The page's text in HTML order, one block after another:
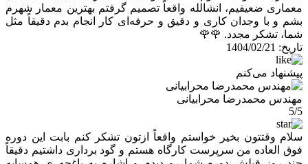
معماری ضعیفیم، انشالله واقعاً تصمیم گرفتم بهترین معمار شهرم
بشم و با وجدان کاری و دقیق و حرفه‌ای کار انجام بدم دقیقاً مثل
شما، تشکر مجدد. 🌹🌹
تاریخ: 1404/02/21
پیشنهاد می‌کنم
مهندس محمدرضا محرابیانی
5/5
سلام وقتتون بخیر خواستم واقعاً ازتون تشکر کنم بابت این دوره
فوق العاده من سرپرست کارگاه هستم و گود برداری داشتیم دقیقاً